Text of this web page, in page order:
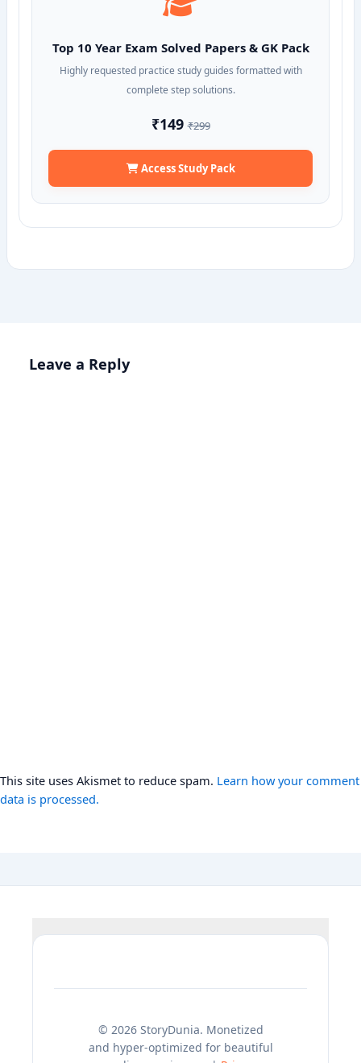
Top 10 Year Exam Solved Papers & GK Pack
Highly requested practice study guides formatted with
complete step solutions.
₹149₹299
Access Study Pack
Leave a Reply
This site uses Akismet to reduce spam. Learn how your comment
data is processed.
© 2026 StoryDunia. Monetized
and hyper-optimized for beautiful